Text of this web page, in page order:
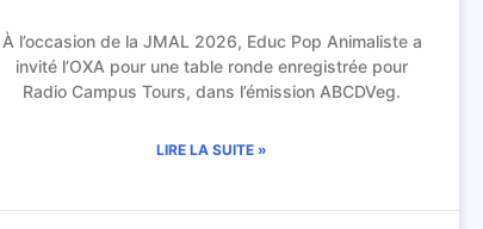
À l’occasion de la JMAL 2026, Educ Pop Animaliste a
invité l’OXA pour une table ronde enregistrée pour
Radio Campus Tours, dans l’émission ABCDVeg.
LIRE LA SUITE »